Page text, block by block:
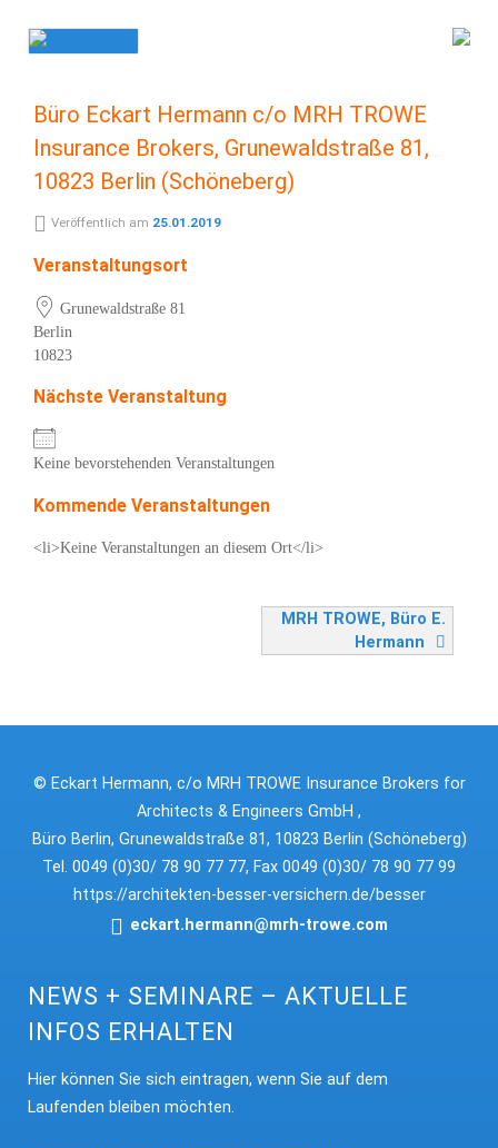
content
Büro Eckart Hermann c/o MRH TROWE
Insurance Brokers, Grunewaldstraße 81,
10823 Berlin (Schöneberg)
Veröffentlich am 25.01.2019
Veranstaltungsort
Grunewaldstraße 81
Berlin
10823
Nächste Veranstaltung
Keine bevorstehenden Veranstaltungen
Kommende Veranstaltungen
<li>Keine Veranstaltungen an diesem Ort</li>
MRH TROWE, Büro E.
Hermann
© Eckart Hermann, c/o MRH TROWE Insurance Brokers for
Architects & Engineers GmbH ,
Büro Berlin, Grunewaldstraße 81, 10823 Berlin (Schöneberg)
Tel. 0049 (0)30/ 78 90 77 77, Fax 0049 (0)30/ 78 90 77 99
https://architekten-besser-versichern.de/besser
eckart.hermann@mrh-trowe.com
NEWS + SEMINARE – AKTUELLE
INFOS ERHALTEN
Hier können Sie sich eintragen, wenn Sie auf dem
Laufenden bleiben möchten.